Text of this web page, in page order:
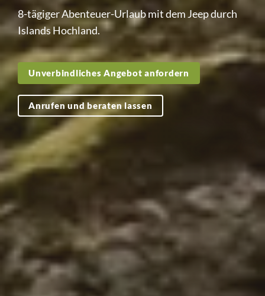
8-tägiger Abenteuer-Urlaub mit dem Jeep durch
Islands Hochland.
Unverbindliches Angebot anfordern
Anrufen und beraten lassen